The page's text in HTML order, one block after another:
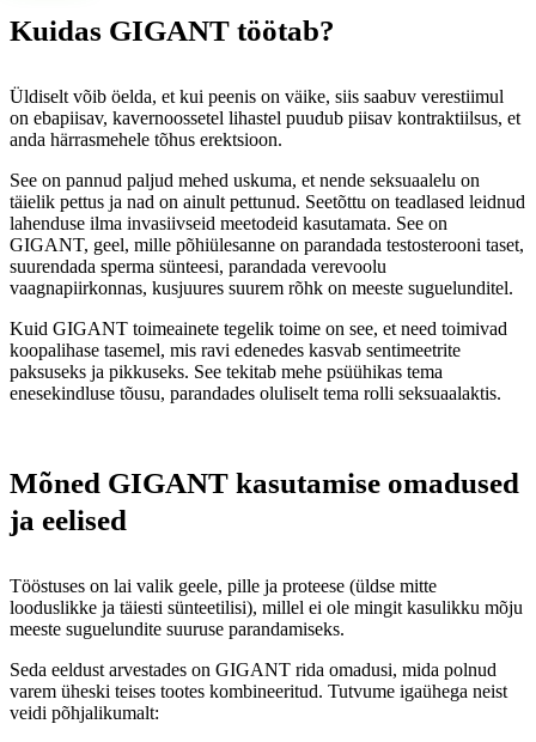
Kuidas GIGANT töötab?
Üldiselt võib öelda, et kui peenis on väike, siis saabuv verestiimul
on ebapiisav, kavernoossetel lihastel puudub piisav kontraktiilsus, et
anda härrasmehele tõhus erektsioon.
See on pannud paljud mehed uskuma, et nende seksuaalelu on
täielik pettus ja nad on ainult pettunud. Seetõttu on teadlased leidnud
lahenduse ilma invasiivseid meetodeid kasutamata. See on
GIGANT, geel, mille põhiülesanne on parandada testosterooni taset,
suurendada sperma sünteesi, parandada verevoolu
vaagnapiirkonnas, kusjuures suurem rõhk on meeste suguelunditel.
Kuid GIGANT toimeainete tegelik toime on see, et need toimivad
koopalihase tasemel, mis ravi edenedes kasvab sentimeetrite
paksuseks ja pikkuseks. See tekitab mehe psüühikas tema
enesekindluse tõusu, parandades oluliselt tema rolli seksuaalaktis.
Mõned GIGANT kasutamise omadused
ja eelised
Tööstuses on lai valik geele, pille ja proteese (üldse mitte
looduslikke ja täiesti sünteetilisi), millel ei ole mingit kasulikku mõju
meeste suguelundite suuruse parandamiseks.
Seda eeldust arvestades on GIGANT rida omadusi, mida polnud
varem üheski teises tootes kombineeritud. Tutvume igaühega neist
veidi põhjalikumalt: